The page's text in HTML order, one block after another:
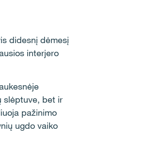
didesnį dėmesį
interjero
slėptuve, bet ir
pažinimo
ugdo vaiko